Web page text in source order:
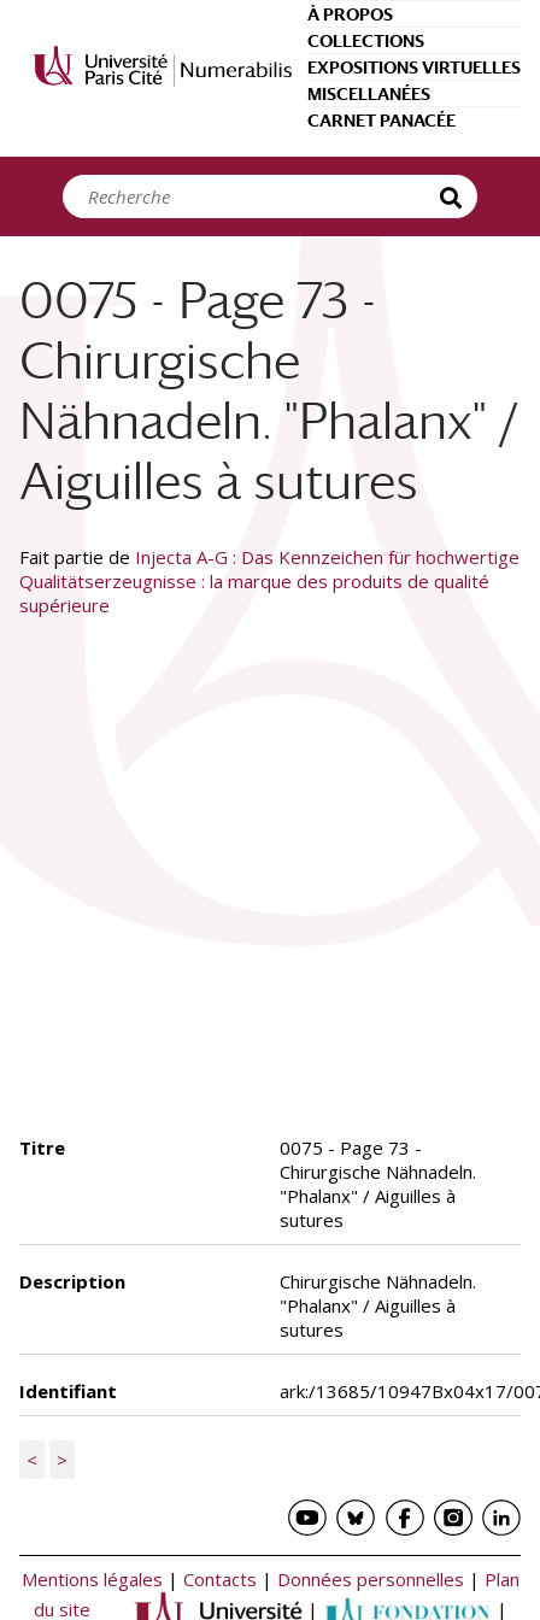
À PROPOS
COLLECTIONS
EXPOSITIONS VIRTUELLES
MISCELLANÉES
CARNET PANACÉE
0075 - Page 73 -
Chirurgische
Nähnadeln. "Phalanx" /
Aiguilles à sutures
Fait partie de Injecta A-G : Das Kennzeichen für hochwertige
Qualitätserzeugnisse : la marque des produits de qualité
supérieure
Titre
0075 - Page 73 -
Chirurgische Nähnadeln.
"Phalanx" / Aiguilles à
sutures
Description
Chirurgische Nähnadeln.
"Phalanx" / Aiguilles à
sutures
Identifiant ark:/13685/10947Bx04x17/
< >
Mentions légales | Contacts | Données personnelles | Plan
du site
| |